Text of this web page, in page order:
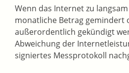
Wenn das Internet zu
monatliche Betrag gemindert
außerordentlich gekündigt
Abweichung der
signiertes Messprotokoll